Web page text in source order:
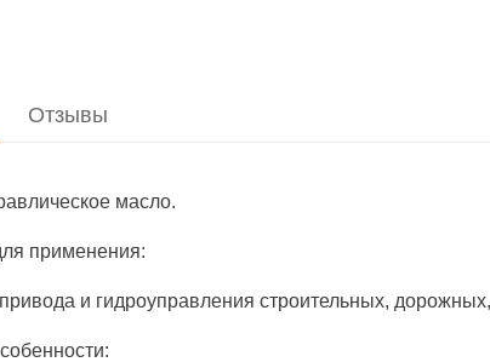
Отзывы
масло.
применения:
и гидроуправления строительных,